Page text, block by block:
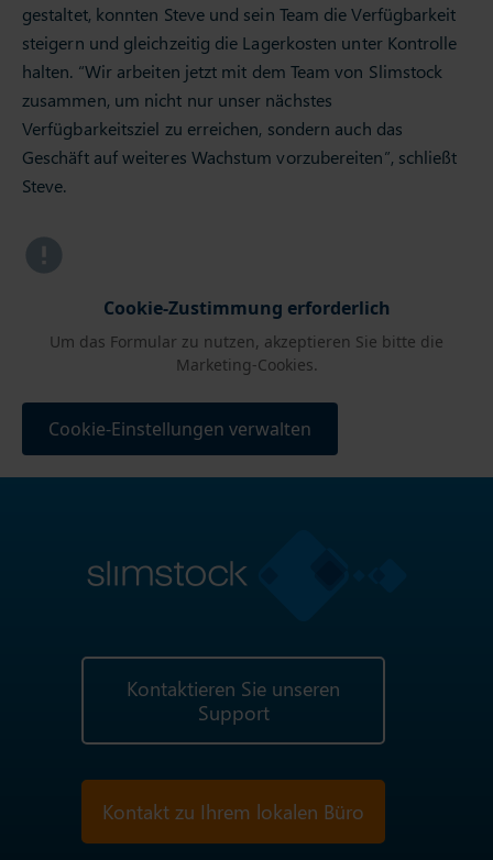
gestaltet, konnten Steve und sein Team die Verfügbarkeit
steigern und gleichzeitig die Lagerkosten unter Kontrolle
halten. “Wir arbeiten jetzt mit dem Team von Slimstock
zusammen, um nicht nur unser nächstes
Verfügbarkeitsziel zu erreichen, sondern auch das
Geschäft auf weiteres Wachstum vorzubereiten”, schließt
Steve.
Cookie-Zustimmung erforderlich
Um das Formular zu nutzen, akzeptieren Sie bitte die
Marketing-Cookies.
Cookie-Einstellungen verwalten
Kontaktieren Sie unseren
Support
Kontakt zu Ihrem lokalen Büro